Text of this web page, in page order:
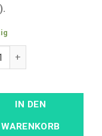
Ladegerät mit
IN DEN
WARENKORB